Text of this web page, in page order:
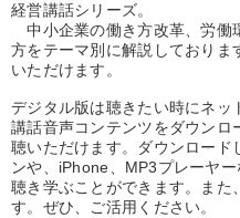
全国経営者セミナー講演収録物（
ます
カテゴリー
優秀各社の智恵と戦略 事
若手異才経営者の発想 専
経営講話シリーズ。
中小企業の働き方改革、労働
方をテーマ別に解説しており
いただけます。
デジタル版は聴きたい時にネッ
講話音声コンテンツをダウン
聴いただけます。ダウンロード
ンや、iPhone、MP3プレーヤ
聴き学ぶことができます。また
す。ぜひ、ご活用ください。